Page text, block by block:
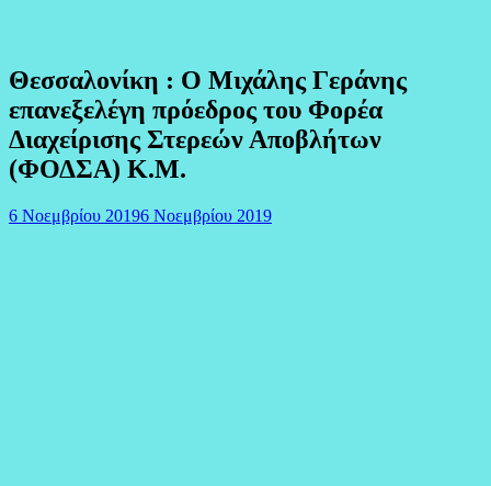
Θεσσαλονίκη : Ο Μιχάλης Γεράνης
επανεξελέγη πρόεδρος του Φορέα
Διαχείρισης Στερεών Αποβλήτων
(ΦΟΔΣΑ) Κ.Μ.
6 Νοεμβρίου 20196 Νοεμβρίου 2019